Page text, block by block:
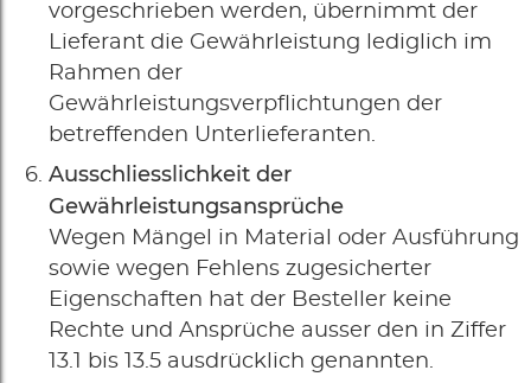
vorgeschrieben werden, übernimmt der
Lieferant die Gewährleistung lediglich im
Rahmen der
Gewährleistungsverpflichtungen der
betreffenden Unterlieferanten.
Ausschliesslichkeit der
Gewährleistungsansprüche
Wegen Mängel in Material oder Ausführung
sowie wegen Fehlens zugesicherter
Eigenschaften hat der Besteller keine
Rechte und Ansprüche ausser den in Ziffer
13.1 bis 13.5 ausdrücklich genannten.